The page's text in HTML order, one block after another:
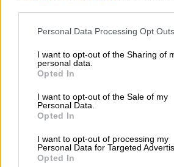
Personal Data Processing Opt Outs
I want to opt-out of the Sharing of
personal data.
Opted In
I want to opt-out of the Sale of my
Personal Data.
Opted In
I want to opt-out of processing my
Personal Data for Targeted
Opted In
🔴 VÍDEO DEL ACTO
AUTOR LA HORA
SÁBADO, 23 FEBRERO